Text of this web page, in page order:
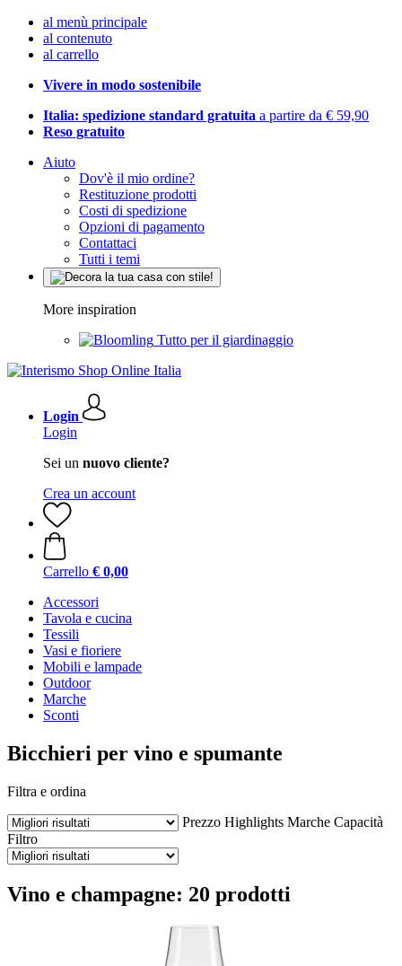
al menù principale
al contenuto
al carrello
Vivere in modo sostenibile
Italia: spedizione standard gratuita a partire da € 59,90
Reso gratuito
Aiuto
Dov'è il mio ordine?
Restituzione prodotti
Costi di spedizione
Opzioni di pagamento
Contattaci
Tutti i temi
More inspiration
Tutto per il giardinaggio
Login
Login
Sei un nuovo cliente?
Crea un account
Carrello € 0,00
Accessori
Tavola e cucina
Tessili
Vasi e fioriere
Mobili e lampade
Outdoor
Marche
Sconti
Bicchieri per vino e spumante
Filtra e ordina
Prezzo Highlights Marche Capacità
Filtro
Vino e champagne: 20 prodotti